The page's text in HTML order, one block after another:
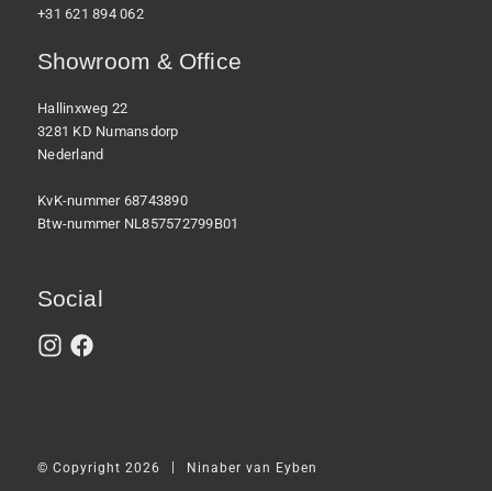
+31 621 894 062
Showroom & Office
Hallinxweg 22
3281 KD Numansdorp
Nederland
KvK-nummer 68743890
Btw-nummer NL857572799B01
Social
© Copyright 2026 Ninaber van Eyben